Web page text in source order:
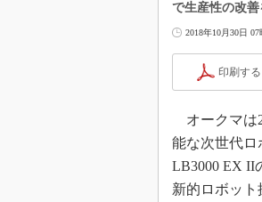
で生産性の改善
2018年10月30日
印刷する
オークマは
能な次世代ロ
LB3000 EX II
新的ロボット